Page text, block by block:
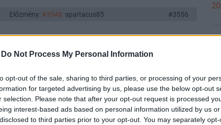
Do Not Process My Personal Information
opt-out of the sale, sharing to third parties, or processing of your
for targeted advertising by us, please use the below opt-out
selection. Please note that after your opt-out request is processed
interest-based ads based on personal information utilized by us
to third parties prior to your opt-out. You may separately
Előzmény: #3548 spartacus85 #3556
#3555
irva? meg csak PO statuszban van, 06.11-en volt a pay date.
Válasz erre